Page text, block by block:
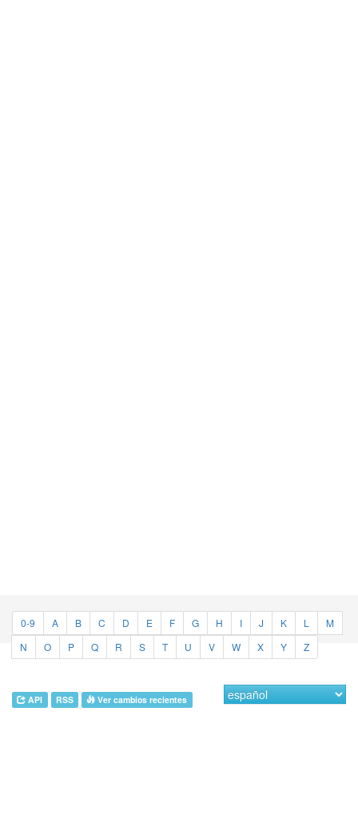
0-9 A B C D E F G H I J K L
M
N
O P Q R S T U V W X Y Z
API RSS Ver cambios recientes